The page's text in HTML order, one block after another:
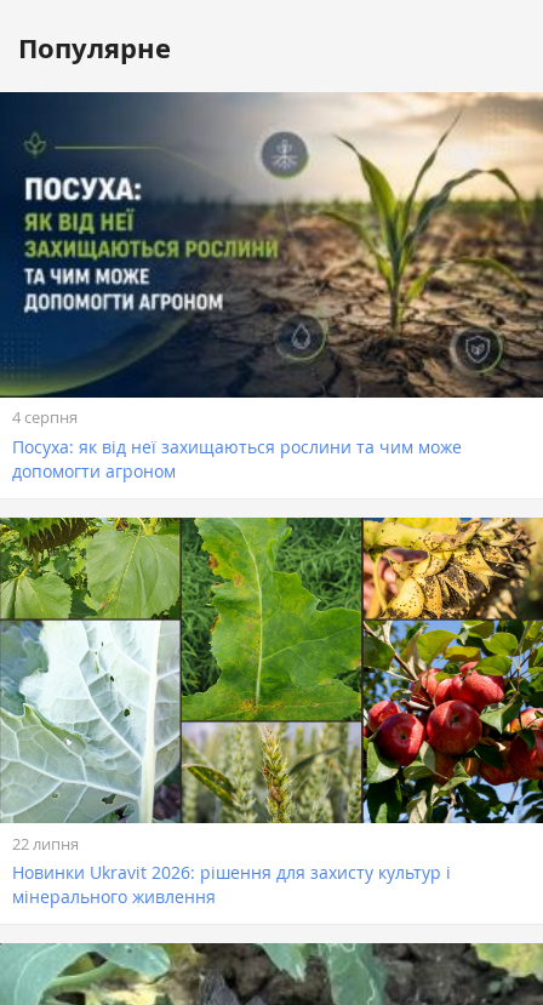
Популярне
4 серпня
Посуха: як від неї захищаються рослини та чим може
допомогти агроном
22 липня
Новинки Ukravit 2026: рішення для захисту культур і
мінерального живлення